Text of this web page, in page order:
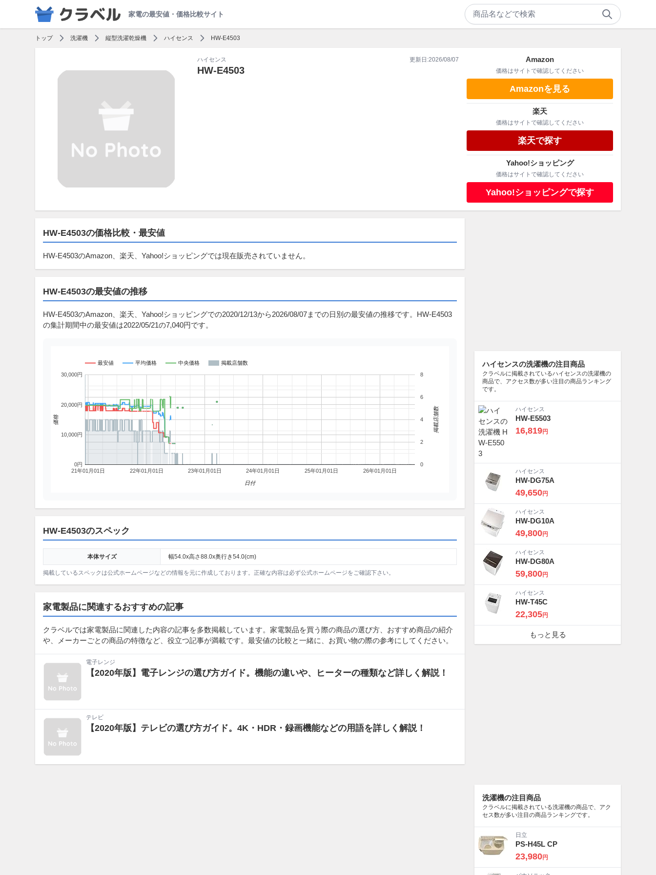
家電の最安値・価格比較サイト
トップ 洗濯機 縦型洗濯乾燥機 ハイセンス HW-E4503
ハイセンス
HW-E4503
更新日:2026/08/07 Amazon
価格はサイトで確認してください
Amazonを見る
楽天
価格はサイトで確認してください
楽天で探す
Yahoo!ショッピング
価格はサイトで確認してください
Yahoo!ショッピングで探す
HW-E4503の価格比較・最安値
HW-E4503のAmazon、楽天、Yahoo!ショッピングでは現在販売されていません。
HW-E4503の最安値の推移
HW-E4503のAmazon、楽天、Yahoo!ショッピングでの2020/12/13から2026/08/07までの日別の最安値の推移です。HW-E4503
の集計期間中の最安値は2022/05/21の7,040円です。
最安値 平均価格 中央価格 掲載店舗数
21年01月01日 22年01月01日 23年01月01日 24年01月01日 25年01月01日 26年01月01日
0円
10,000円
20,000円
30,000円
0
2
4
6
8
日付
価格 掲載店舗数
HW-E4503のスペック
本体サイズ 幅54.0x高さ88.0x奥行き54.0(cm)
掲載しているスペックは公式ホームページなどの情報を元に作成しております。正確な内容は必ず公式ホームページをご確認下さい。
家電製品に関連するおすすめの記事
クラベルでは家電製品に関連した内容の記事を多数掲載しています。家電製品を買う際の商品の選び方、おすすめ商品の紹介
や、メーカーごとの商品の特徴など、役立つ記事が満載です。最安値の比較と一緒に、お買い物の際の参考にしてください。
電子レンジ
【2020年版】電子レンジの選び方ガイド。機能の違いや、ヒーターの種類など詳しく解説！
テレビ
【2020年版】テレビの選び方ガイド。4K・HDR・録画機能などの用語を詳しく解説！
ハイセンスの洗濯機の注目商品
クラベルに掲載されているハイセンスの洗濯機の
商品で、アクセス数が多い注目の商品ランキング
です。
ハイセンス
HW-E5503
16,819円
ハイセンス
HW-DG75A
49,650円
ハイセンス
HW-DG10A
49,800円
ハイセンス
HW-DG80A
59,800円
ハイセンス
HW-T45C
22,305円
もっと見る
洗濯機の注目商品
クラベルに掲載されている洗濯機の商品で、アク
セス数が多い注目の商品ランキングです。
日立
PS-H45L CP
23,980円